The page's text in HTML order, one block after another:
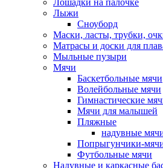
Лошадки на палочке
Лыжи
Сноуборд
Маски, ласты, трубки,
Матрасы и доски для
Мыльные пузыри
Мячи
Баскетбольные мячи
Волейбольные мячи
Гимнастические
Мячи для малышей
Пляжные
надувные
Попрыгунчики-
Футбольные мячи
Надувные и каркасные